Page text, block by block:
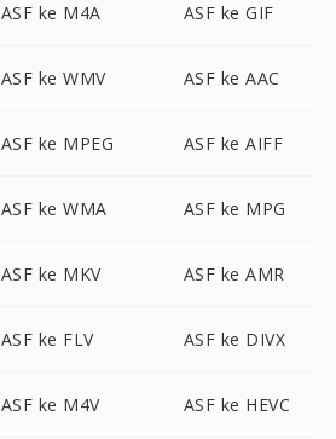
ASF ke M4A ASF ke GIF
ASF ke WMV ASF ke AAC
ASF ke MPEG ASF ke AIFF
ASF ke WMA ASF ke MPG
ASF ke MKV ASF ke AMR
ASF ke FLV ASF ke DIVX
ASF ke M4V ASF ke HEVC